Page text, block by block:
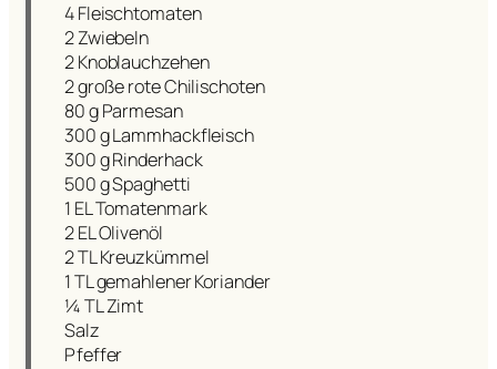
4 Fleischtomaten
2 Zwiebeln
2 Knoblauchzehen
2 große rote Chilischoten
80 g Parmesan
300 g Lammhackfleisch
300 g Rinderhack
500 g Spaghetti
1 EL Tomatenmark
2 EL Olivenöl
2 TL Kreuzkümmel
1 TL gemahlener Koriander
¼ TL Zimt
Salz
Pfeffer